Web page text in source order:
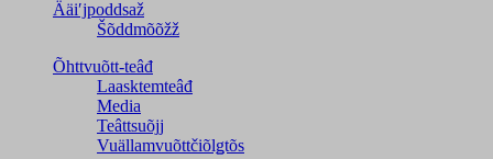
Ääiʹjpoddsaž
Šõddmõõžž
Õhttvuõtt-teâđ
Laasktemteâđ
Media
Teâttsuõjj
Vuällamvuõttčiõlǥtõs